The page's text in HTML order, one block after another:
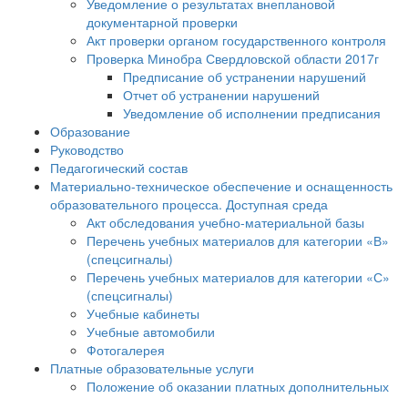
Уведомление о результатах внеплановой
документарной проверки
Акт проверки органом государственного контроля
Проверка Минобра Свердловской области 2017г
Предписание об устранении нарушений
Отчет об устранении нарушений
Уведомление об исполнении предписания
Образование
Руководство
Педагогический состав
Материально-техническое обеспечение и оснащенность
образовательного процесса. Доступная среда
Акт обследования учебно-материальной базы
Перечень учебных материалов для категории «В»
(спецсигналы)
Перечень учебных материалов для категории «С»
(спецсигналы)
Учебные кабинеты
Учебные автомобили
Фотогалерея
Платные образовательные услуги
Положение об оказании платных дополнительных